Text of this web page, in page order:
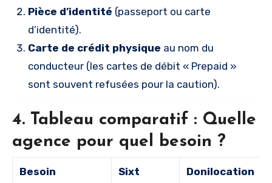
Pièce d’identité (passeport ou carte
d’identité).
Carte de crédit physique au nom du
conducteur (les cartes de débit « Prepaid »
sont souvent refusées pour la caution).
4. Tableau comparatif : Quelle
agence pour quel besoin ?
Besoin Sixt Donilocation